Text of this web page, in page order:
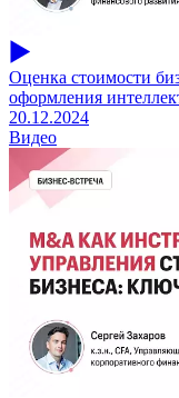
Оценка стоимости
оформления
20.12.2024
Видео